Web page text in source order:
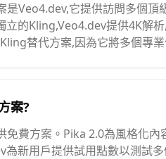
是Veo4.dev,它提供訪問多個
的Kling,Veo4.dev提供4K解
替代方案,因為它將多個專
案?
免費方案。Pika 2.0為風格化
新用戶提供試用點數以測試